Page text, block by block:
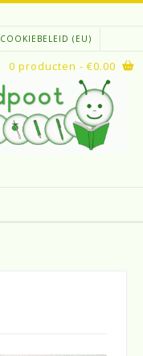
COOKIEBELEID (EU)
0 producten - €0.00